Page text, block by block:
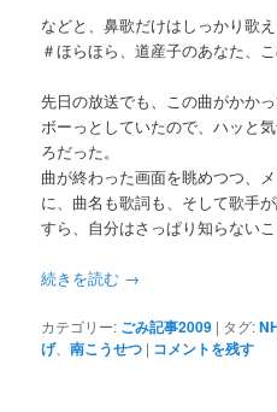
などと、鼻歌だけはしっかり歌え
＃ほらほら、道産子のあなた、
先日の放送でも、この曲がかか
ボーっとしていたので、ハッと
ろだった。
曲が終わった画面を眺めつつ、
に、曲名も歌詞も、そして歌手
すら、自分はさっぱり知らないこ
続きを読む →
カテゴリー: ごみ記事2009 | タグ:
げ、南こうせつ | コメントを残す